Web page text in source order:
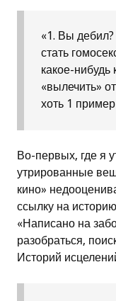
«1. Вы
стать
какое-нибудь
«вылечить»
хоть 1 пример
Во-первых, где я
утрированные
кино»
ссылку на
«Написано на
разобраться,
Историй